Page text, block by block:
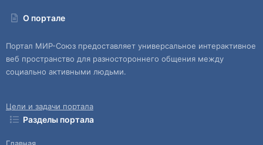
О портале
Портал МИР-Союз предоставляет универсальное интерактивное
веб пространство для разностороннего общения между
социально активными людьми.
Цели и задачи портала
Разделы портала
Главная